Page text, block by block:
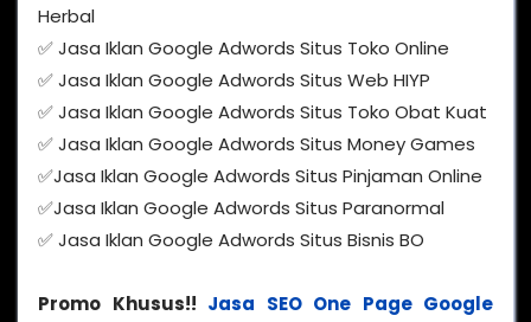
Herbal
✅ Jasa Iklan Google Adwords Situs Toko Online
✅ Jasa Iklan Google Adwords Situs Web HIYP
✅ Jasa Iklan Google Adwords Situs Toko Obat Kuat
✅ Jasa Iklan Google Adwords Situs Money Games
✅Jasa Iklan Google Adwords Situs Pinjaman Online
✅Jasa Iklan Google Adwords Situs Paranormal
✅ Jasa Iklan Google Adwords Situs Bisnis BO
Promo Khusus!! Jasa SEO One Page Google